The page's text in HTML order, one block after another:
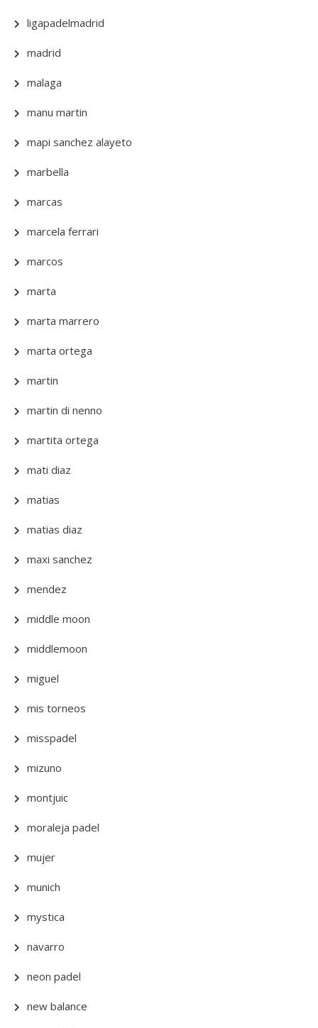
ligapadelmadrid
madrid
malaga
manu martin
mapi sanchez alayeto
marbella
marcas
marcela ferrari
marcos
marta
marta marrero
marta ortega
martin
martin di nenno
martita ortega
mati diaz
matias
matias diaz
maxi sanchez
mendez
middle moon
middlemoon
miguel
mis torneos
misspadel
mizuno
montjuic
moraleja padel
mujer
munich
mystica
navarro
neon padel
new balance